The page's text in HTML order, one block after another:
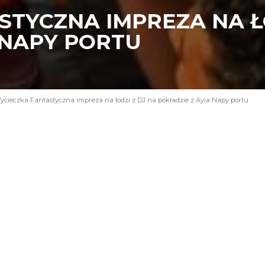
IMPREZA NA
PORTU
Fantastyczna impreza na łodzi z DJ na pokładzie z Ayia Napy portu